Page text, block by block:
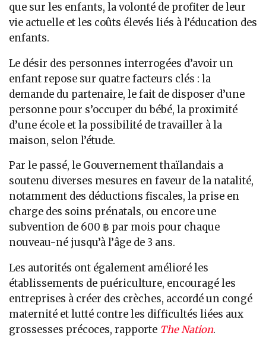
que sur les enfants, la volonté de profiter de leur
vie actuelle et les coûts élevés liés à l’éducation des
enfants.
Le désir des personnes interrogées d’avoir un
enfant repose sur quatre facteurs clés : la
demande du partenaire, le fait de disposer d’une
personne pour s’occuper du bébé, la proximité
d’une école et la possibilité de travailler à la
maison, selon l’étude.
Par le passé, le Gouvernement thaïlandais a
soutenu diverses mesures en faveur de la natalité,
notamment des déductions fiscales, la prise en
charge des soins prénatals, ou encore une
subvention de 600 ฿ par mois pour chaque
nouveau-né jusqu’à l’âge de 3 ans.
Les autorités ont également amélioré les
établissements de puériculture, encouragé les
entreprises à créer des crèches, accordé un congé
maternité et lutté contre les difficultés liées aux
grossesses précoces, rapporte The Nation.